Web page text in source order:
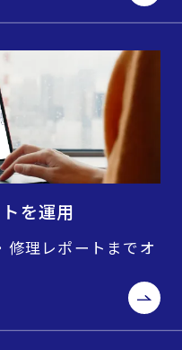
を運用
修理レポートまでオ